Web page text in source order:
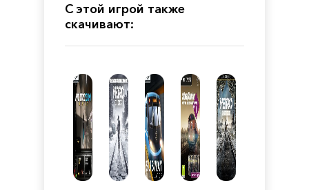
С этой игрой также
скачивают: